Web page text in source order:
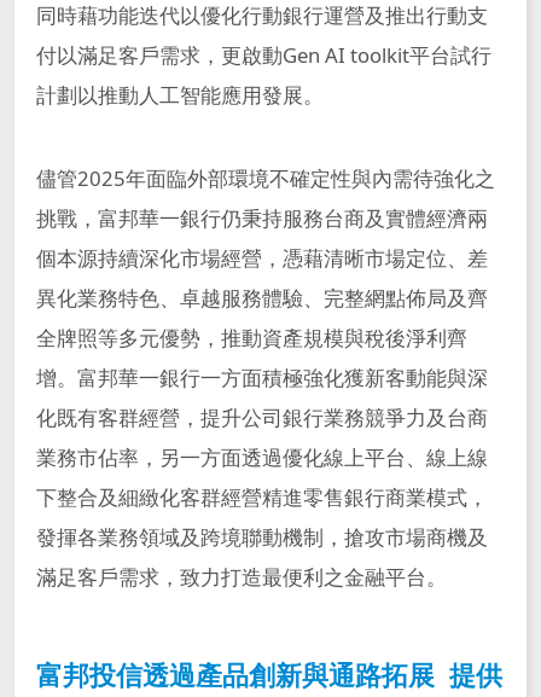
同時藉功能迭代以優化行動銀行運營及推出行動支
付以滿足客戶需求，更啟動Gen AI toolkit平台試行
計劃以推動人工智能應用發展。
儘管2025年面臨外部環境不確定性與內需待強化之
挑戰，富邦華一銀行仍秉持服務台商及實體經濟兩
個本源持續深化市場經營，憑藉清晰市場定位、差
異化業務特色、卓越服務體驗、完整網點佈局及齊
全牌照等多元優勢，推動資產規模與稅後淨利齊
增。富邦華一銀行一方面積極強化獲新客動能與深
化既有客群經營，提升公司銀行業務競爭力及台商
業務市佔率，另一方面透過優化線上平台、線上線
下整合及細緻化客群經營精進零售銀行商業模式，
發揮各業務領域及跨境聯動機制，搶攻市場商機及
滿足客戶需求，致力打造最便利之金融平台。
富邦投信透過產品創新與通路拓展 提供